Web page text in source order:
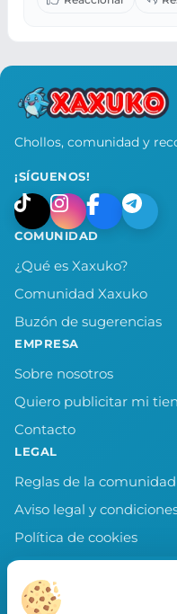
Chollos, comunidad y
¡SÍGUENOS!
COMUNIDAD
¿Qué es Xaxuko?
Comunidad Xaxuko
Buzón de sugerencias
EMPRESA
Sobre nosotros
Quiero publicitar mi
Contacto
LEGAL
Reglas de la comunidad
Aviso legal y
Política de cookies
Política de privacidad
Preferencias de cookies